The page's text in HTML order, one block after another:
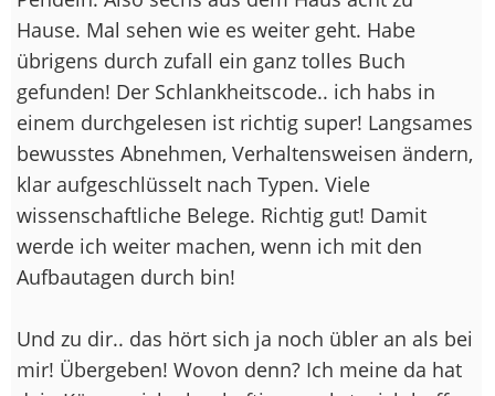
Hause. Mal sehen wie es weiter geht. Habe
übrigens durch zufall ein ganz tolles Buch
gefunden! Der Schlankheitscode.. ich habs in
einem durchgelesen ist richtig super! Langsames
bewusstes Abnehmen, Verhaltensweisen ändern,
klar aufgeschlüsselt nach Typen. Viele
wissenschaftliche Belege. Richtig gut! Damit
werde ich weiter machen, wenn ich mit den
Aufbautagen durch bin!
Und zu dir.. das hört sich ja noch übler an als bei
mir! Übergeben! Wovon denn? Ich meine da hat